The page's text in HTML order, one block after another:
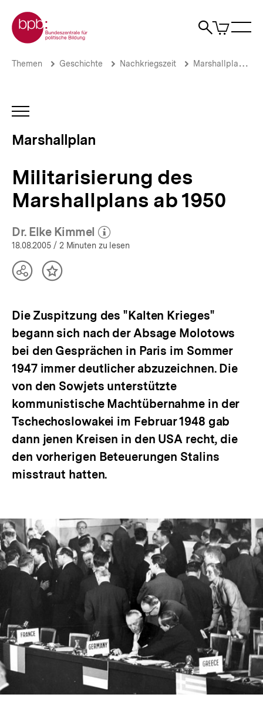
zum
Seiteninhalt
springen
Zur Startseite der bpb
Suche
Artikel
im
Militarisierung
1950
Marshallplan
Democracy
bpb.de
Brotkrümelnavigation
Pfadnavigation
Themen Geschichte Nachkriegszeit Marshallplan
INHALTSNAVIGATION
Marshallplan
Militarisierung des
Marshallplans ab 1950
Dr. Elke Kimmel
(Mehr zum Autor)
öffnen
18.08.2005 / 2 Minuten zu lesen
TeilenInhalt
Die Zuspitzung des "Kalten Krieges"
begann sich nach der Absage Molotows
bei den Gesprächen in Paris im Sommer
1947 immer deutlicher abzuzeichnen. Die
von den Sowjets unterstützte
kommunistische Machtübernahme in der
Tschechoslowakei im Februar 1948 gab
dann jenen Kreisen in den USA recht, die
den vorherigen Beteuerungen Stalins
misstraut hatten.
In
Lightbox
öffnen